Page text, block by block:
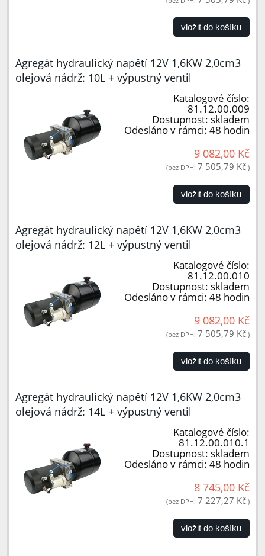
vložit do košíku
Agregát hydraulický napětí 12V 1,6KW 2,0cm3
olejová nádrž: 10L + výpustný ventil
Katalogové číslo:
81.12.00.009
Dostupnost: skladem
Odesláno v rámci: 48 hodin
9 082,00 Kč
(bez DPH: 7 505,79 Kč )
vložit do košíku
Agregát hydraulický napětí 12V 1,6KW 2,0cm3
olejová nádrž: 12L + výpustný ventil
Katalogové číslo:
81.12.00.010
Dostupnost: skladem
Odesláno v rámci: 48 hodin
9 082,00 Kč
(bez DPH: 7 505,79 Kč )
vložit do košíku
Agregát hydraulický napětí 12V 1,6KW 2,0cm3
olejová nádrž: 14L + výpustný ventil
Katalogové číslo:
81.12.00.010.1
Dostupnost: skladem
Odesláno v rámci: 48 hodin
8 745,00 Kč
(bez DPH: 7 227,27 Kč )
vložit do košíku